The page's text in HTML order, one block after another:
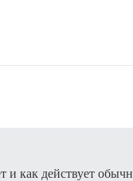
и как действует